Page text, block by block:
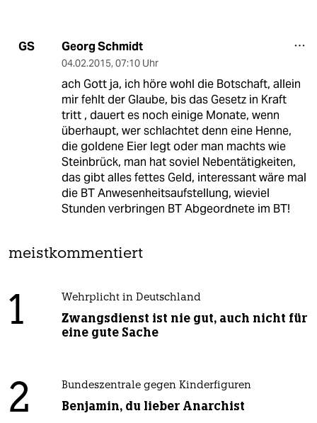
GS Georg Schmidt
04.02.2015, 07:10 Uhr
ach Gott ja, ich höre wohl die Botschaft, allein
mir fehlt der Glaube, bis das Gesetz in Kraft
tritt , dauert es noch einige Monate, wenn
überhaupt, wer schlachtet denn eine Henne,
die goldene Eier legt oder man machts wie
Steinbrück, man hat soviel Nebentätigkeiten,
das gibt alles fettes Geld, interessant wäre mal
die BT Anwesenheitsaufstellung, wieviel
Stunden verbringen BT Abgeordnete im BT!
meistkommentiert
1 Wehrplicht in Deutschland
Zwangsdienst ist nie gut, auch nicht für
eine gute Sache
2 Bundeszentrale gegen Kinderfiguren
Benjamin, du lieber Anarchist